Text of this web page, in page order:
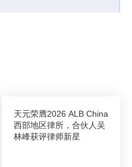
天元荣膺2026 ALB China
西部地区律所，合伙人吴
林峰获评律师新星